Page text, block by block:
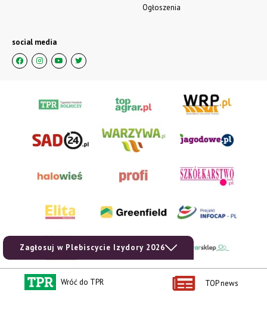
Zagłosuj w Plebiscycie Izydory 2026
Ogłoszenia
social media
Wróć do TPR TOP news